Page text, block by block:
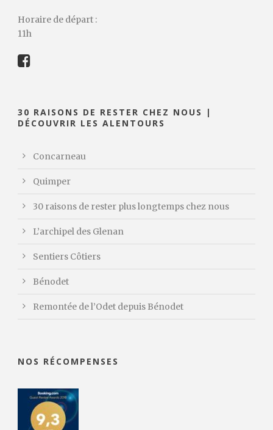
Horaire de départ :
11h
30 RAISONS DE RESTER CHEZ NOUS |
DÉCOUVRIR LES ALENTOURS
Concarneau
Quimper
30 raisons de rester plus longtemps chez nous
L’archipel des Glenan
Sentiers Côtiers
Bénodet
Remontée de l’Odet depuis Bénodet
NOS RÉCOMPENSES